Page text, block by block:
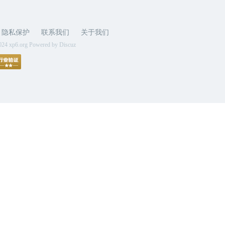
隐私保护 联系我们 关于我们
xp6.org Powered by Discuz